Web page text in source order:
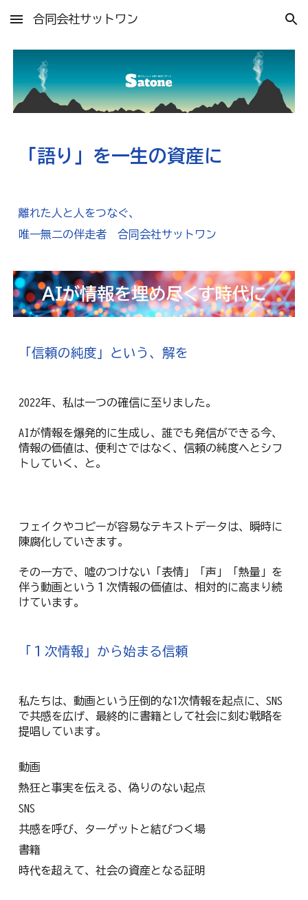
Skip to main content Skip to navigation
合同会社サットワン
「語り」を一生の資産に
離れた人と人をつなぐ、
唯一無二の伴走者 合同会社サットワン
「信頼の純度」という、解を
2022年、私は一つの確信に至りました。
AIが情報を爆発的に生成し、誰でも発信ができる今、
情報の価値は、便利さではなく、信頼の純度へとシフ
トしていく、と。
フェイクやコピーが容易なテキストデータは、瞬時に
陳腐化していきます。
その一方で、嘘のつけない「表情」「声」「熱量」を
伴う動画という１次情報の価値は、相対的に高まり続
けています。
「１次情報」から始まる信頼
私たちは、動画という圧倒的な1次情報を起点に、SNS
で共感を広げ、最終的に書籍として社会に刻む戦略を
提唱しています。
動画
熱狂と事実を伝える、偽りのない起点
SNS
共感を呼び、ターゲットと結びつく場
書籍
時代を超えて、社会の資産となる証明